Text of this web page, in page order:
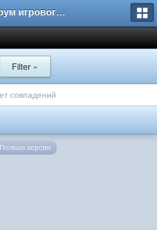
Форум игрового проекта Riverrise
Filter »
совпадений
Полная версия